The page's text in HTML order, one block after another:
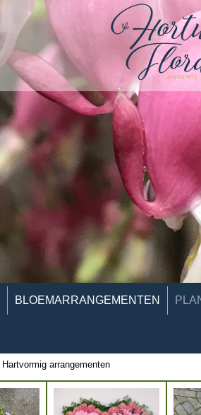
BLOEMARRANGEMENTEN
Hartvormig arrangementen